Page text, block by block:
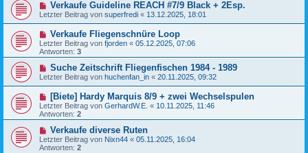
Verkaufe Guideline REACH #7/9 Black + 2Esp.
Letzter Beitrag von superfredi « 13.12.2025, 18:01
Verkaufe Fliegenschnüre Loop
Letzter Beitrag von fjorden « 05.12.2025, 07:06
Antworten: 3
Suche Zeitschrift Fliegenfischen 1984 - 1989
Letzter Beitrag von huchenfan_in « 20.11.2025, 09:32
[Biete] Hardy Marquis 8/9 + zwei Wechselspulen
Letzter Beitrag von GerhardW.E. « 10.11.2025, 11:46
Antworten: 2
Verkaufe diverse Ruten
Letzter Beitrag von Nixn44 « 05.11.2025, 16:04
Antworten: 2